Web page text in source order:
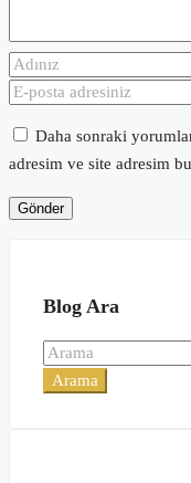
Daha sonraki
adresim ve site adresim
Blog Ara
Arama